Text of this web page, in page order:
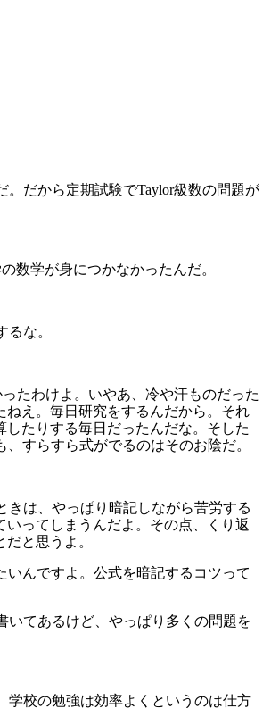
だから定期試験でTaylor級数の問題が
数学が身につかなかったんだ。
な。
たわけよ。いやあ、冷や汗ものだった
え。毎日研究をするんだから。それ
たりする毎日だったんだな。そした
すらすら式がでるのはそのお陰だ。
は、やっぱり暗記しながら苦労する
ってしまうんだよ。その点、くり返
と思うよ。
んですよ。公式を暗記するコツって
いてあるけど、やっぱり多くの問題を
学校の勉強は効率よくというのは仕方